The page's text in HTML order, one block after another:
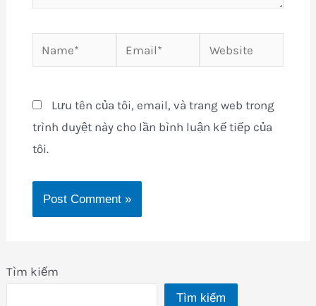
Tìm kiếm
Tìm kiếm
Name* Email* Website
Lưu tên của tôi, email, và trang web trong
trình duyệt này cho lần bình luận kế tiếp của
tôi.